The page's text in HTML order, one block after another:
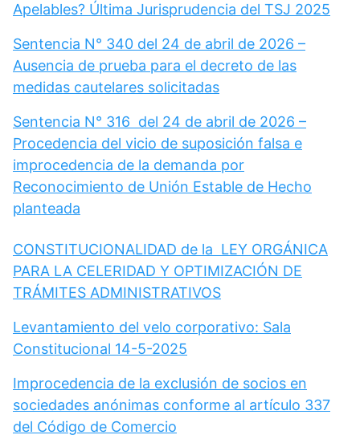
Apelables? Última Jurisprudencia del TSJ 2025
Sentencia N° 340 del 24 de abril de 2026 –
Ausencia de prueba para el decreto de las
medidas cautelares solicitadas
Sentencia N° 316 del 24 de abril de 2026 –
Procedencia del vicio de suposición falsa e
improcedencia de la demanda por
Reconocimiento de Unión Estable de Hecho
planteada
CONSTITUCIONALIDAD de la LEY ORGÁNICA
PARA LA CELERIDAD Y OPTIMIZACIÓN DE
TRÁMITES ADMINISTRATIVOS
Levantamiento del velo corporativo: Sala
Constitucional 14-5-2025
Improcedencia de la exclusión de socios en
sociedades anónimas conforme al artículo 337
del Código de Comercio